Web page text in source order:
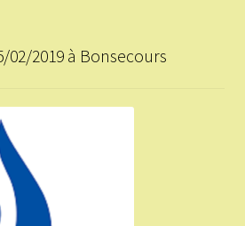
02/2019 à Bonsecours